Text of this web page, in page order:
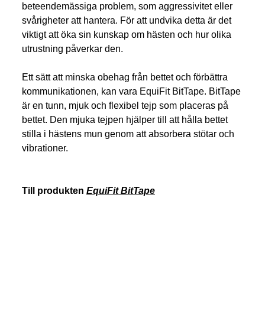
beteendemässiga problem, som aggressivitet eller
svårigheter att hantera. För att undvika detta är det
viktigt att öka sin kunskap om hästen och hur olika
utrustning påverkar den.
Ett sätt att minska obehag från bettet och förbättra
kommunikationen, kan vara EquiFit BitTape. BitTape
är en tunn, mjuk och flexibel tejp som placeras på
bettet. Den mjuka tejpen hjälper till att hålla bettet
stilla i hästens mun genom att absorbera stötar och
vibrationer.
Till produkten EquiFit BitTape